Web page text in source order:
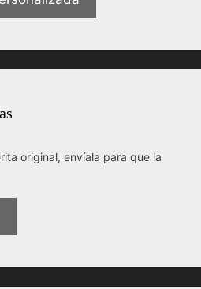
original, envíala para que la